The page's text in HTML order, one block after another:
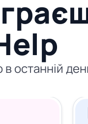
в останній